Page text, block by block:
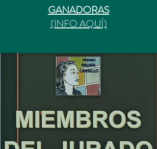
GANADORAS
(INFO AQUÍ)